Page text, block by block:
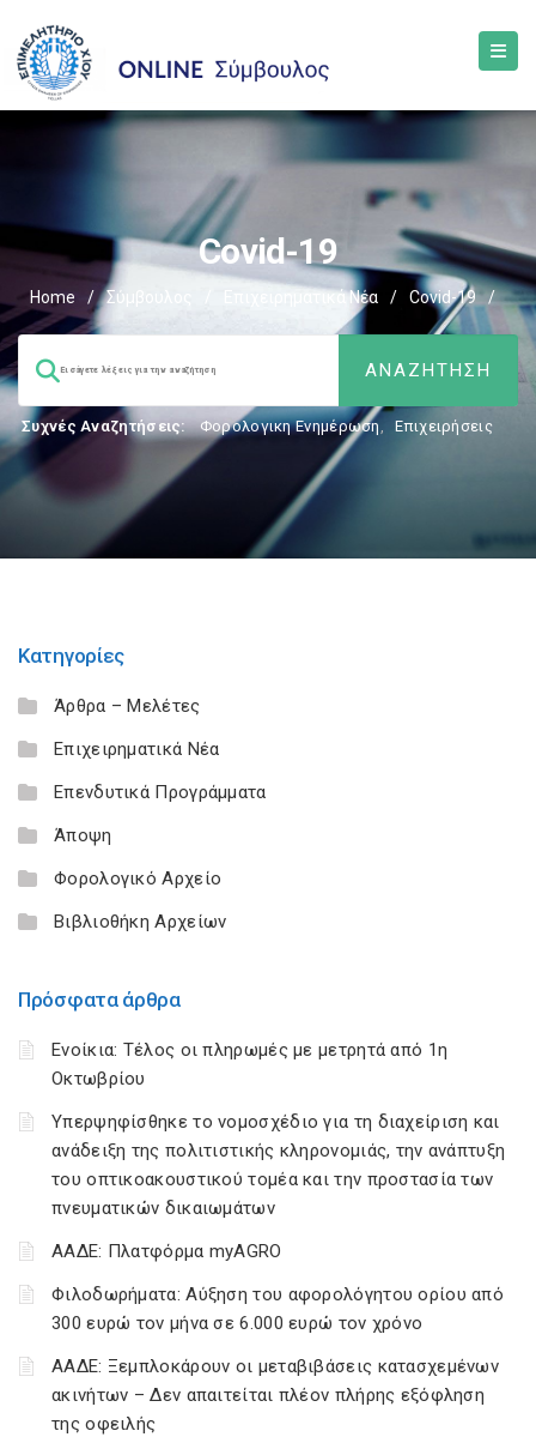
Covid-19
Home / Σύμβουλος Επιχειρηματικά Νέα / Covid-19 /
Συχνές Αναζητήσεις: Φορολογικη Ενημέρωση, Επιχειρήσεις
Κατηγορίες
Άρθρα – Μελέτες
Επιχειρηματικά Νέα
Επενδυτικά Προγράμματα
Άποψη
Φορολογικό Αρχείο
Βιβλιοθήκη Αρχείων
Πρόσφατα άρθρα
Ενοίκια: Τέλος οι πληρωμές με μετρητά από 1η
Οκτωβρίου
Υπερψηφίσθηκε το νομοσχέδιο για τη διαχείριση και
ανάδειξη της πολιτιστικής κληρονομιάς, την ανάπτυξη
του οπτικοακουστικού τομέα και την προστασία των
πνευματικών δικαιωμάτων
ΑΑΔΕ: Πλατφόρμα myAGRO
Φιλοδωρήματα: Αύξηση του αφορολόγητου ορίου από
300 ευρώ τον μήνα σε 6.000 ευρώ τον χρόνο
ΑΑΔΕ: Ξεμπλοκάρουν οι μεταβιβάσεις κατασχεμένων
ακινήτων – Δεν απαιτείται πλέον πλήρης εξόφληση
της οφειλής